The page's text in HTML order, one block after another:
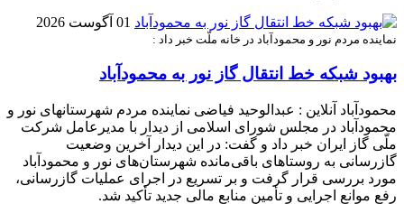
01 آگوست 2026
نماینده مردم نور و محمودآباد در خانه ملّت خبر داد :
بهبود شبکه خط انتقال گاز نور به محمودآباد
محمودآباد آنلاین : عبدالوحید فیاضی نماینده مردم شهرستانهای نور و
محمودآباد در مجلس شورای اسلامی از دیدار با مدیرعامل شرکت
ملّی گاز ایران خبر داد و گفت: در این دیدار آخرین وضعیت
گازرسانی به روستاهای باقی‌مانده شهرستان‌های نور و محمودآباد
مورد بررسی قرار گرفت و بر تسریع در اجرای عملیات گازرسانی،
رفع موانع اجرایی و تأمین منابع مالی جدید تأکید شد.